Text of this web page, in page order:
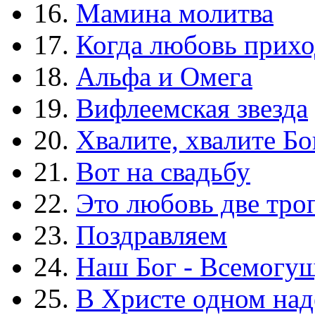
16. Мамина молитва
17. Когда любовь
18. Альфа и Омега
19. Вифлеемская звезда
20. Хвалите, хвалите
21. Вот на свадьбу
22. Это любовь две
23. Поздравляем
24. Наш Бог -
25. В Христе одном